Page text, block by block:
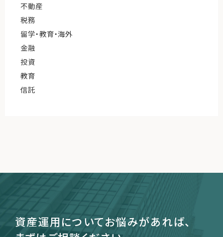
不動産
税務
留学・教育・海外
金融
投資
教育
信託
資産運用についてお悩みがあれば、